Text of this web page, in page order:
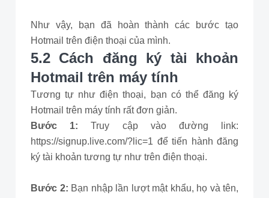
Như vậy, bạn đã hoàn thành các bước tạo
Hotmail trên điện thoại của mình.
5.2 Cách đăng ký tài khoản
Hotmail trên máy tính
Tương tự như điện thoại, bạn có thể đăng ký
Hotmail trên máy tính rất đơn giản.
Bước 1: Truy cập vào đường link:
https://signup.live.com/?lic=1 để tiến hành đăng
ký tài khoản tương tự như trên điện thoại.
Bước 2: Bạn nhập lần lượt mật khẩu, họ và tên,